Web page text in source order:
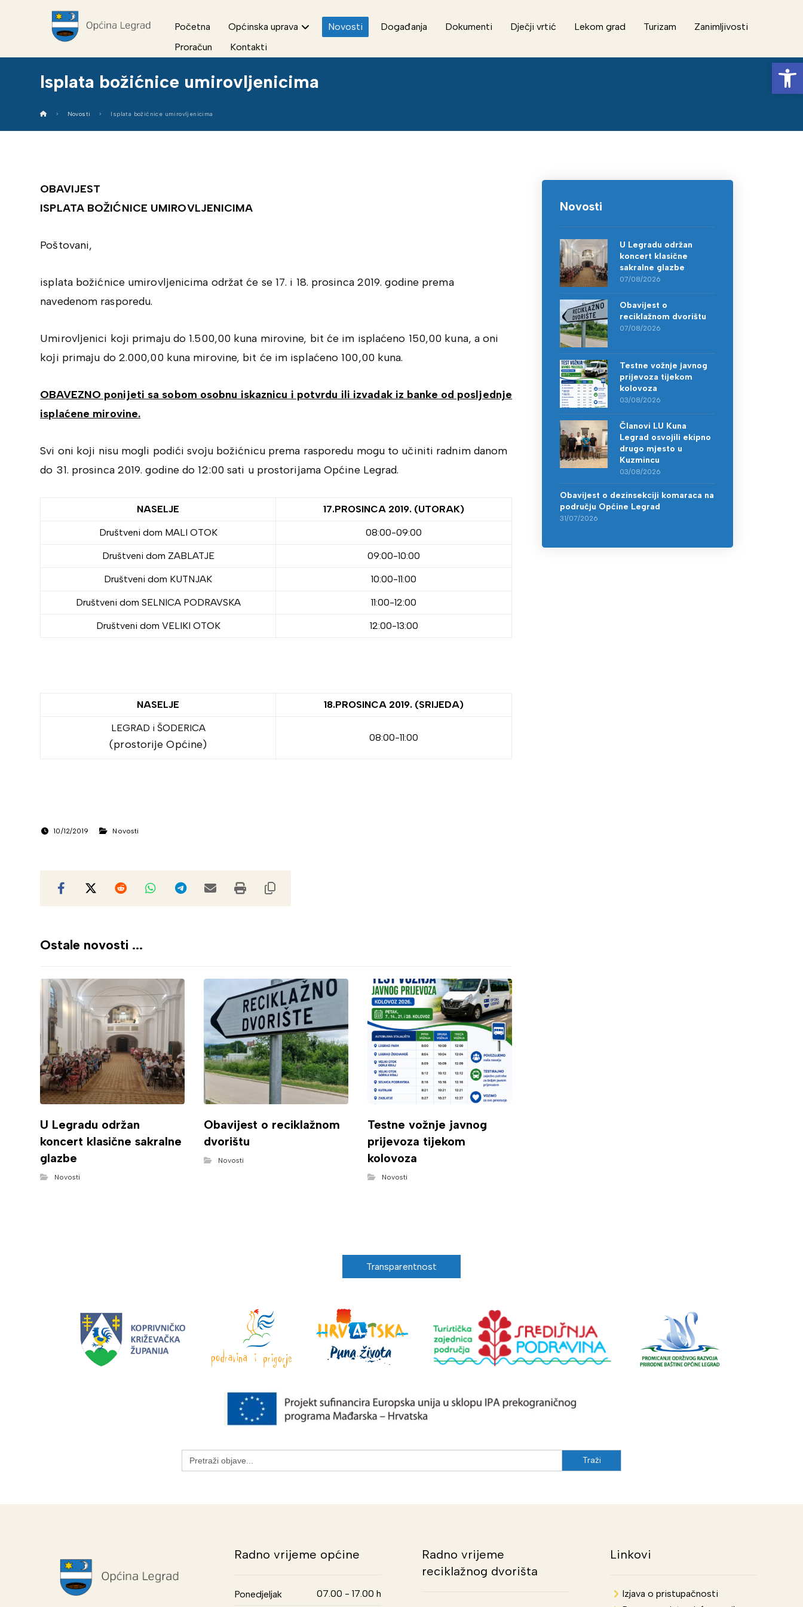
Početna Općinska uprava Novosti Događanja Dokumenti Dječji vrtić Lekom grad Turizam
Zanimljivosti
Proračun
Kontakti
Isplata božićnice umirovljenicima
Novosti Isplata božićnice umirovljenicima
OBAVIJEST
ISPLATA BOŽIĆNICE UMIROVLJENICIMA
Poštovani,
isplata božićnice umirovljenicima održat će se 17. i 18. prosinca 2019. godine prema
navedenom rasporedu.
Umirovljenici koji primaju do 1.500,00 kuna mirovine, bit će im isplaćeno 150,00 kuna, a oni
koji primaju do 2.000,00 kuna mirovine, bit će im isplaćeno 100,00 kuna.
OBAVEZNO ponijeti sa sobom osobnu iskaznicu i potvrdu ili izvadak iz banke od posljednje
isplaćene mirovine.
Svi oni koji nisu mogli podići svoju božićnicu prema rasporedu mogu to učiniti radnim danom
do 31. prosinca 2019. godine do 12:00 sati u prostorijama Općine Legrad.
NASELJE 17.PROSINCA 2019. (UTORAK)
Društveni dom MALI OTOK 08:00-09:00
Društveni dom ZABLATJE 09:00-10:00
Društveni dom KUTNJAK 10:00-11:00
Društveni dom SELNICA PODRAVSKA 11:00-12:00
Društveni dom VELIKI OTOK 12:00-13:00
NASELJE 18.PROSINCA 2019. (SRIJEDA)
LEGRAD i ŠODERICA
(prostorije Općine)
08:00-11:00
10/12/2019 Novosti
Ostale novosti ...
U Legradu održan
koncert klasične sakralne
glazbe
Novosti
Obavijest o reciklažnom
dvorištu
Novosti
Testne vožnje javnog
prijevoza tijekom
kolovoza
Novosti
Novosti
U Legradu održan
koncert klasične
sakralne glazbe
07/08/2026
Obavijest o
reciklažnom dvorištu
07/08/2026
Testne vožnje javnog
prijevoza tijekom
kolovoza
03/08/2026
Članovi LU Kuna
Legrad osvojili ekipno
drugo mjesto u
Kuzmincu
03/08/2026
Obavijest o dezinsekciji komaraca na
području Općine Legrad
31/07/2026
Transparentnost
Search
for:
Radno vrijeme općine
Ponedjeljak 07.00 - 17.00 h
Radno vrijeme
reciklažnog dvorišta
Linkovi
Izjava o pristupačnosti